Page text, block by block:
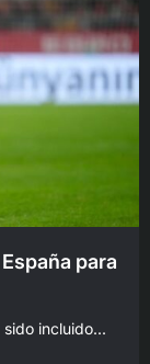
para
incluido...